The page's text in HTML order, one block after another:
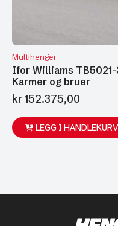
Multihenger
Ifor Williams
Karmer og bruer
kr152.375,00
LEGG I HANDLEKURV